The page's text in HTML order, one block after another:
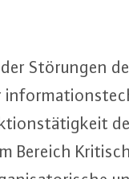
Störungen
Bereich